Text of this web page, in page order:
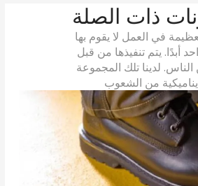
ذات الصلة
في العمل لا يقوم بها
أبدًا. يتم تنفيذها من قبل
لدينا تلك المجموعة
من الشعوب